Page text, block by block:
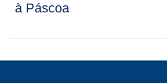
à Páscoa